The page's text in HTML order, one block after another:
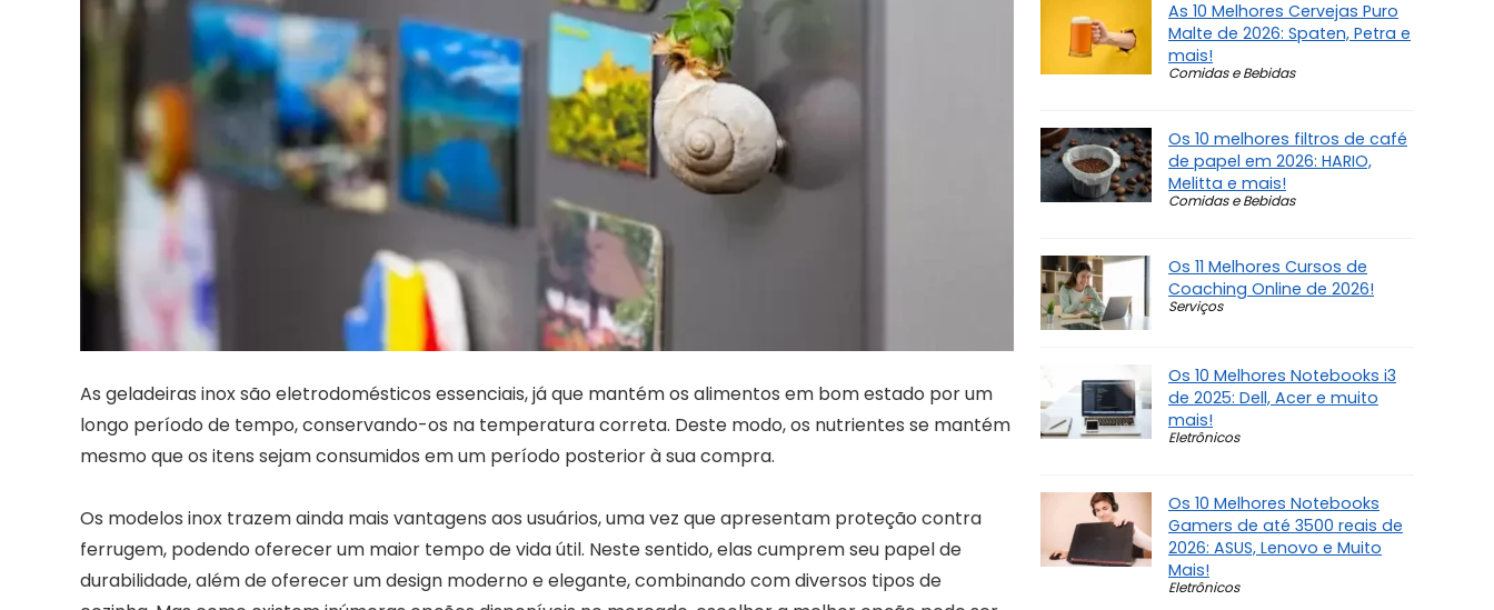
As geladeiras inox são eletrodomésticos essenciais, já que mantém os alimentos em bom estado por um
longo período de tempo, conservando-os na temperatura correta. Deste modo, os nutrientes se mantém
mesmo que os itens sejam consumidos em um período posterior à sua compra.
Os modelos inox trazem ainda mais vantagens aos usuários, uma vez que apresentam proteção contra
ferrugem, podendo oferecer um maior tempo de vida útil. Neste sentido, elas cumprem seu papel de
durabilidade, além de oferecer um design moderno e elegante, combinando com diversos tipos de
As 10 Melhores Cervejas Puro
Malte de 2026: Spaten, Petra e
mais!
Comidas e Bebidas
Os 10 melhores filtros de café
de papel em 2026: HARIO,
Melitta e mais!
Comidas e Bebidas
Os 11 Melhores Cursos de
Coaching Online de 2026!
Serviços
Os 10 Melhores Notebooks i3
de 2025: Dell, Acer e muito
mais!
Eletrônicos
Os 10 Melhores Notebooks
Gamers de até 3500 reais de
2026: ASUS, Lenovo e Muito
Mais!
Eletrônicos